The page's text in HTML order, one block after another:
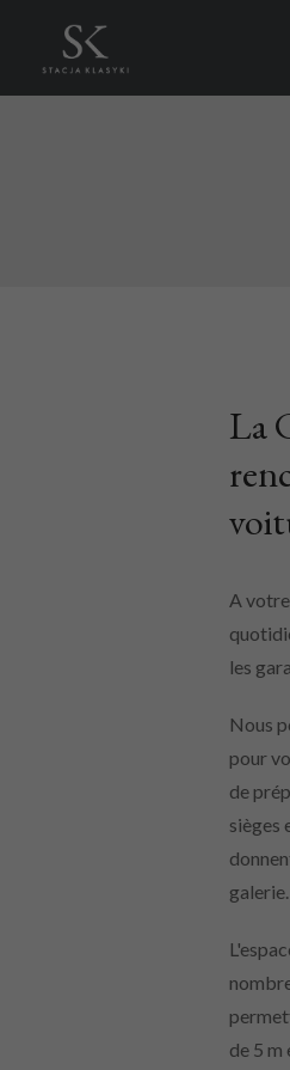
La
A
les
Nous
pour
de
sièges
galerie.
de 5 m